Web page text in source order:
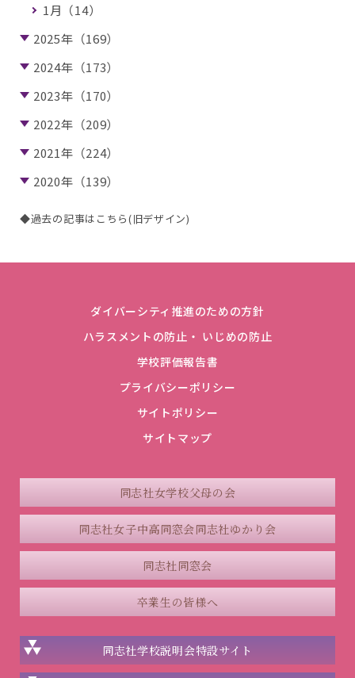
1月（14）
2025年（169）
2024年（173）
2023年（170）
2022年（209）
2021年（224）
2020年（139）
◆過去の記事はこちら(旧デザイン)
ダイバーシティ推進のための方針
ハラスメントの防止・ いじめの防止
学校評価報告書
プライバシーポリシー
サイトポリシー
サイトマップ
同志社女学校父母の会
同志社女子中高同窓会同志社ゆかり会
同志社同窓会
卒業生の皆様へ
同志社学校説明会特設サイト